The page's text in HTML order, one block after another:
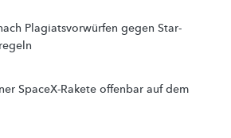
Plagiatsvorwürfen gegen Star-
SpaceX-Rakete offenbar auf dem